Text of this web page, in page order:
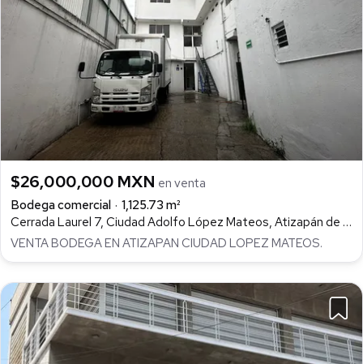
$26,000,000 MXN en venta
Bodega comercial
1,125.73 m²
Cerrada Laurel 7, Ciudad Adolfo López Mateos, Atizapán de Zaragoza
VENTA BODEGA EN ATIZAPAN CIUDAD LOPEZ MATEOS.